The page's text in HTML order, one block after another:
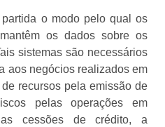
o modo pelo qual os
os dados sobre os
sistemas são necessários
aos negócios realizados em
recursos pela emissão de
pelas operações em
as cessões de crédito, a